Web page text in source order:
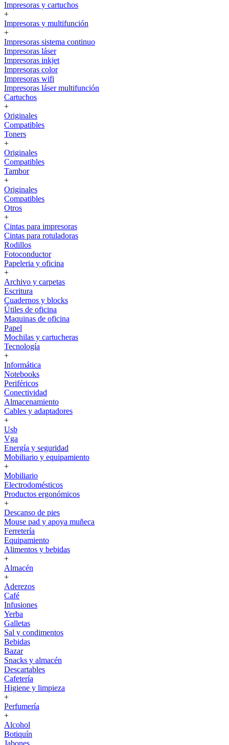
Impresoras y cartuchos
+
Impresoras y multifunción
+
Impresoras sistema continuo
Impresoras láser
Impresoras inkjet
Impresoras color
Impresoras wifi
Impresoras láser multifunción
Cartuchos
+
Originales
Compatibles
Toners
+
Originales
Compatibles
Tambor
+
Originales
Compatibles
Otros
+
Cintas para impresoras
Cintas para rotuladoras
Rodillos
Fotoconductor
Papeleria y oficina
+
Archivo y carpetas
Escritura
Cuadernos y blocks
Útiles de oficina
Maquinas de oficina
Papel
Mochilas y cartucheras
Tecnología
+
Informática
Notebooks
Periféricos
Conectividad
Almacenamiento
Cables y adaptadores
+
Usb
Vga
Energía y seguridad
Mobiliario y equipamiento
+
Mobiliario
Electrodomésticos
Productos ergonómicos
+
Descanso de pies
Mouse pad y apoya muñeca
Ferretería
Equipamiento
Alimentos y bebidas
+
Almacén
+
Aderezos
Café
Infusiones
Yerba
Galletas
Sal y condimentos
Bebidas
Bazar
Snacks y almacén
Descartables
Cafetería
Higiene y limpieza
+
Perfumería
+
Alcohol
Botiquín
Jabones